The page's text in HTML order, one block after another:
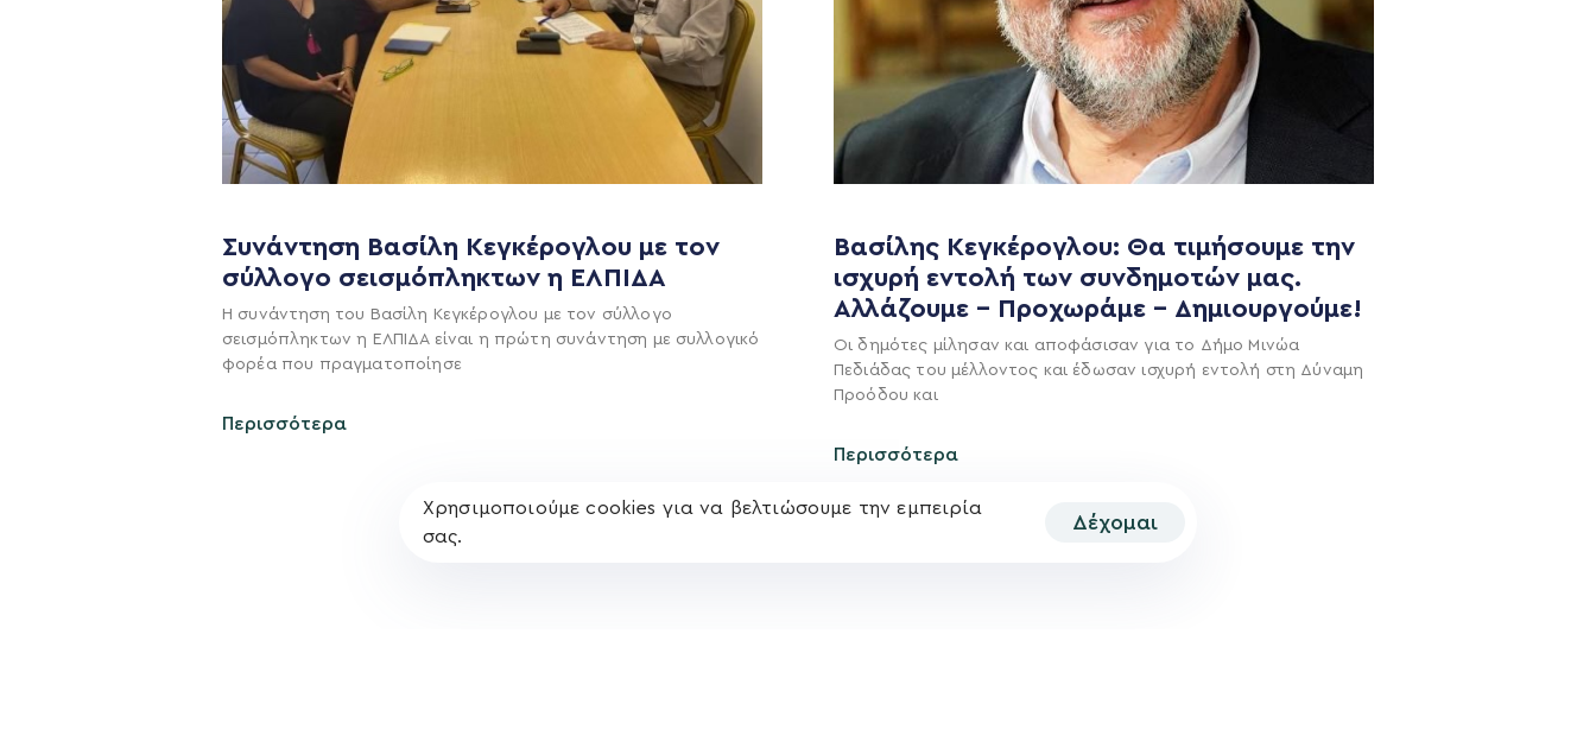
Συνάντηση Βασίλη Κεγκέρογλου με τον
σύλλογο σεισμόπληκτων η ΕΛΠΙΔΑ
Η συνάντηση του Βασίλη Κεγκέρογλου με τον σύλλογο
σεισμόπληκτων η ΕΛΠΙΔΑ είναι η πρώτη συνάντηση με συλλογικό
φορέα που πραγματοποίησε
Περισσότερα
Βασίλης Κεγκέρογλου: Θα τιμήσουμε την
ισχυρή εντολή των συνδημοτών μας.
Αλλάζουμε – Προχωράμε – Δημιουργούμε!
Οι δημότες μίλησαν και αποφάσισαν για το Δήμο Μινώα
Πεδιάδας του μέλλοντος και έδωσαν ισχυρή εντολή στη Δύναμη
Προόδου και
Περισσότερα
Η ΠΑΡΆΤΑΞΗ
Όραμα
Σχέδιο
Πολιτική Απορρήτου
Ανακοινώσεις
Νέα
ΕΚΛΟΓΙΚΌ ΚΈΝΤΡΟ
+(30) 289 102 4800
Ηλ. ταχυδρομείο
kegkeroglou@gmail.com
NEWSLETTER
Χρησιμοποιούμε cookies για να βελτιώσουμε την εμπειρία
σας.
Δέχομαι